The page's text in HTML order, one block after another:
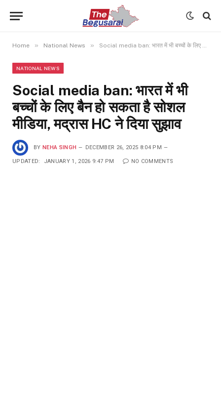
Home » National News » Social media ban: भारत में भी बच्चों के लिए बैन हो सकता है सोशल मीडिया, मद्रास HC ने दिया सुझाव
NATIONAL NEWS
Social media ban: भारत में भी
बच्चों के लिए बैन हो सकता है सोशल
मीडिया, मद्रास HC ने दिया सुझाव
BY NEHA SINGH DECEMBER 26, 2025 8:04 PM
UPDATED: JANUARY 1, 2026 9:47 PM NO COMMENTS